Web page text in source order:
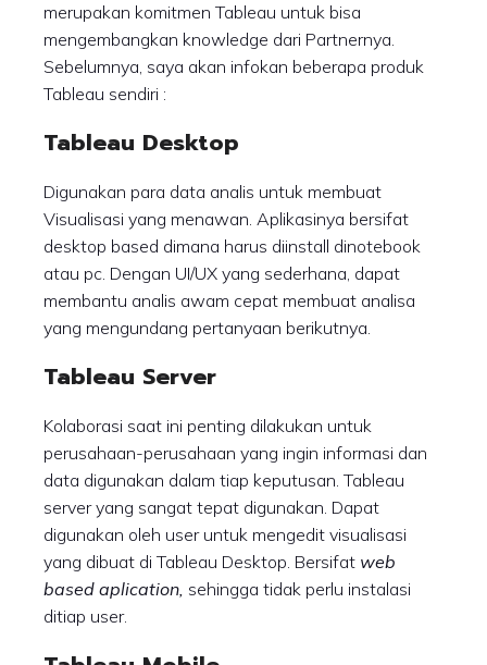
merupakan komitmen Tableau untuk bisa
mengembangkan knowledge dari Partnernya.
Sebelumnya, saya akan infokan beberapa produk
Tableau sendiri :
Tableau Desktop
Digunakan para data analis untuk membuat
Visualisasi yang menawan. Aplikasinya bersifat
desktop based dimana harus diinstall dinotebook
atau pc. Dengan UI/UX yang sederhana, dapat
membantu analis awam cepat membuat analisa
yang mengundang pertanyaan berikutnya.
Tableau Server
Kolaborasi saat ini penting dilakukan untuk
perusahaan-perusahaan yang ingin informasi dan
data digunakan dalam tiap keputusan. Tableau
server yang sangat tepat digunakan. Dapat
digunakan oleh user untuk mengedit visualisasi
yang dibuat di Tableau Desktop. Bersifat web
based aplication, sehingga tidak perlu instalasi
ditiap user.